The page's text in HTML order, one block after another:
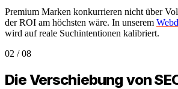
Premium Marken konkurrieren nicht über
der ROI am höchsten wäre. In unserem
wird auf reale Suchintentionen kalibriert.
02 /08
Die Verschiebung von